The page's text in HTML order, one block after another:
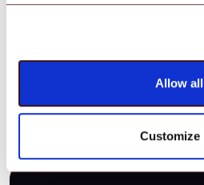
Allow all
Customize